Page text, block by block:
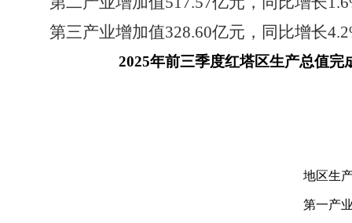
第三产业增加值328.60亿元，同比增长4.2
2025年前三季度红塔区生产总值完
地区生
第一产